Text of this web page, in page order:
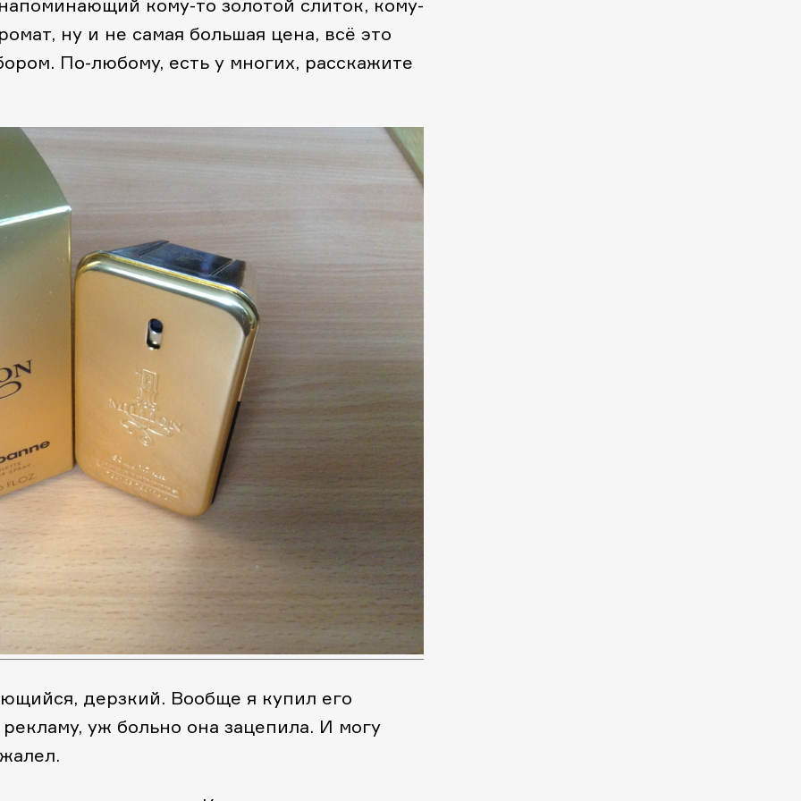
кому-то золотой слиток, кому-
ну и не самая большая цена, всё это
По-любому, есть у многих, расскажите
дерзкий. Вообще я купил его
уж больно она зацепила. И могу